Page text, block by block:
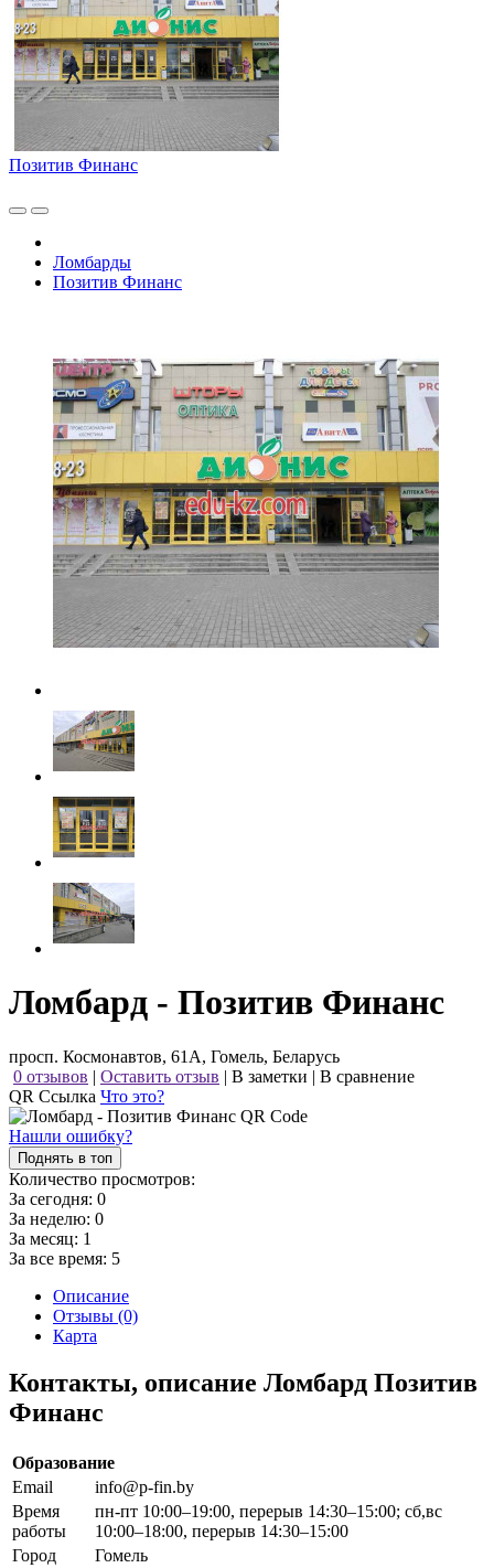
Позитив Финанс
Ломбарды
Позитив Финанс
Ломбард - Позитив Финанс
просп. Космонавтов, 61А, Гомель, Беларусь
0 отзывов | Оставить отзыв | В заметки | В сравнение
QR Ссылка Что это?
Нашли ошибку?
Поднять в топ
Количество просмотров:
За сегодня: 0
За неделю: 0
За месяц: 1
За все время: 5
Описание
Отзывы (0)
Карта
Контакты, описание Ломбард Позитив
Финанс
Образование
Email
info@p-fin.by
Время
работы
пн-пт 10:00–19:00, перерыв 14:30–15:00; сб,вс
10:00–18:00, перерыв 14:30–15:00
Город
Гомель